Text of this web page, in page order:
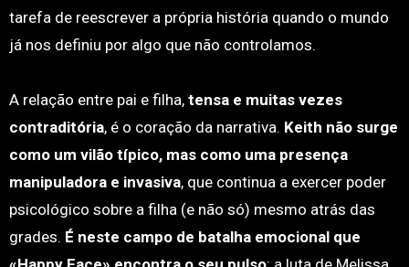
tarefa de reescrever a própria história quando o mundo
já nos definiu por algo que não controlamos.
A relação entre pai e filha,tensa e muitas vezes
contraditória, é o coração da narrativa. Keith não surge
como um vilão típico, mas como uma presença
manipuladora e invasiva, que continua a exercer poder
psicológico sobre a filha (e não só) mesmo atrás das
grades. É neste campo de batalha emocional que